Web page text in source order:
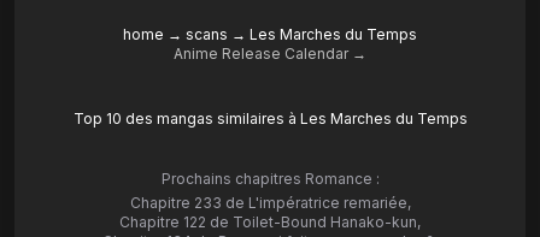
home → scans → Les Marches du Temps
Anime Release Calendar →
Top 10 des mangas similaires à Les Marches du Temps
Prochains chapitres Romance :
Chapitre 233 de L'impératrice remariée,
Chapitre 122 de Toilet-Bound Hanako-kun,